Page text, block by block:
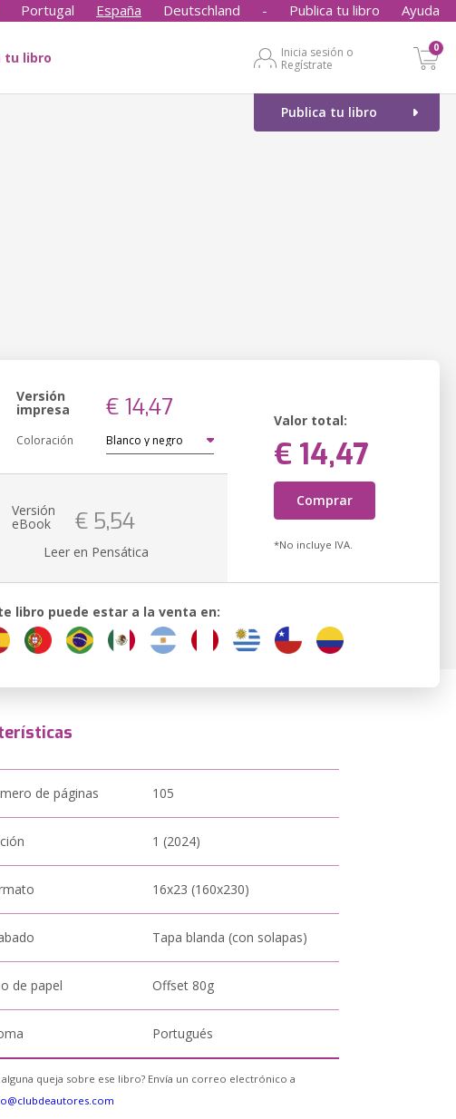
Portugal España Deutschland - Publica tu libro Ayuda
tu libro
Inicia sesión o
Regístrate
0
Publica tu libro
Versión
impresa € 14,47
Coloración
Valor total:
€ 14,47
Comprar
*No incluye IVA.
Versión
eBook € 5,54
Leer en Pensática
libro puede estar a la venta en:
de páginas 105
1 (2024)
16x23 (160x230)
Tapa blanda (con solapas)
de papel Offset 80g
Portugués
alguna queja sobre ese libro? Envía un correo electrónico a